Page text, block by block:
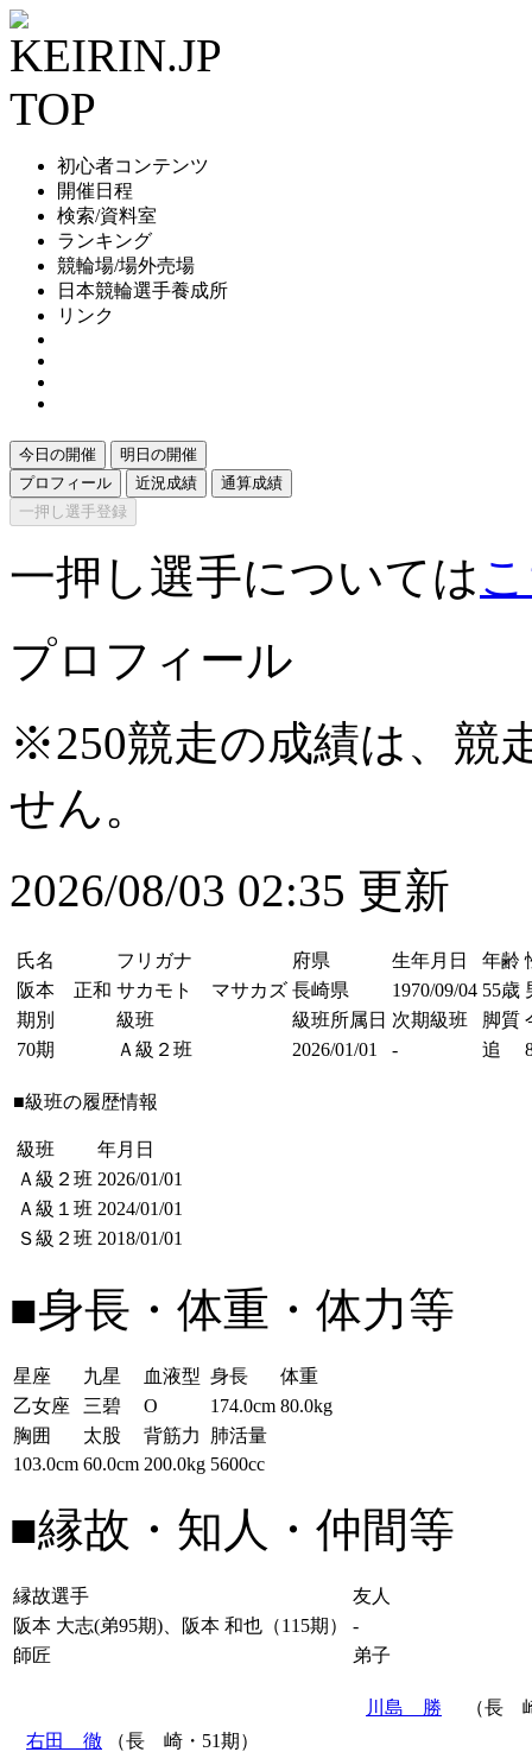
初心者コンテンツ
開催日程
検索/資料室
ランキング
競輪場/場外売場
日本競輪選手養成所
リンク
今日の開催
明日の開催
プロフィール
近況成績
通算成績
一押し選手登録
一押し選手については
プロフィール
※250競走の成績は、競
せん。
2026/08/03 02:35 更新
氏名 フリガナ 府県 生年月日 年齢
阪本 正和 サカモト マサカズ 長崎県 1970/09/04 55歳
期別
級班 級班所属日 次期級班 脚質
70期
Ａ級２班 2026/01/01 - 追
■級班の履歴情報
級班
年月日
Ａ級２班 2026/01/01
Ａ級１班 2024/01/01
Ｓ級２班 2018/01/01
■身長・体重・体力等
星座 九星 血液型 身長
体重
乙女座
三碧 O 174.0cm 80.0kg
胸囲
太股 背筋力
肺活量
103.0cm 60.0cm 200.0kg 5600cc
■縁故・知人・仲間等
縁故選手
友人
阪本 大志(弟95期)、阪本 和也（115期）
-
師匠
弟子
右田 徹 （長 崎・51期）
川島 勝 （長